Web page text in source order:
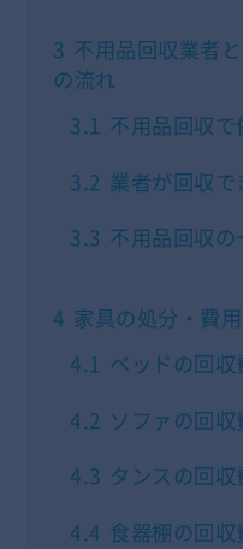
3 不用品回収業者
の流れ
3.1 不用品回収
3.2 業者が回収
3.3 不用品回収
4 家具の処分・費
4.1 ベッドの回
4.2 ソファの回
4.3 タンスの回
4.4 食器棚の回